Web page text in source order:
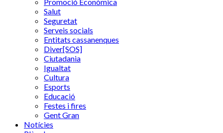
Salut
Seguretat
Serveis socials
Entitats cassanenques
Diver[SOS]
Ciutadania
Igualtat
Cultura
Esports
Educació
Festes i fires
Gent Gran
Notícies